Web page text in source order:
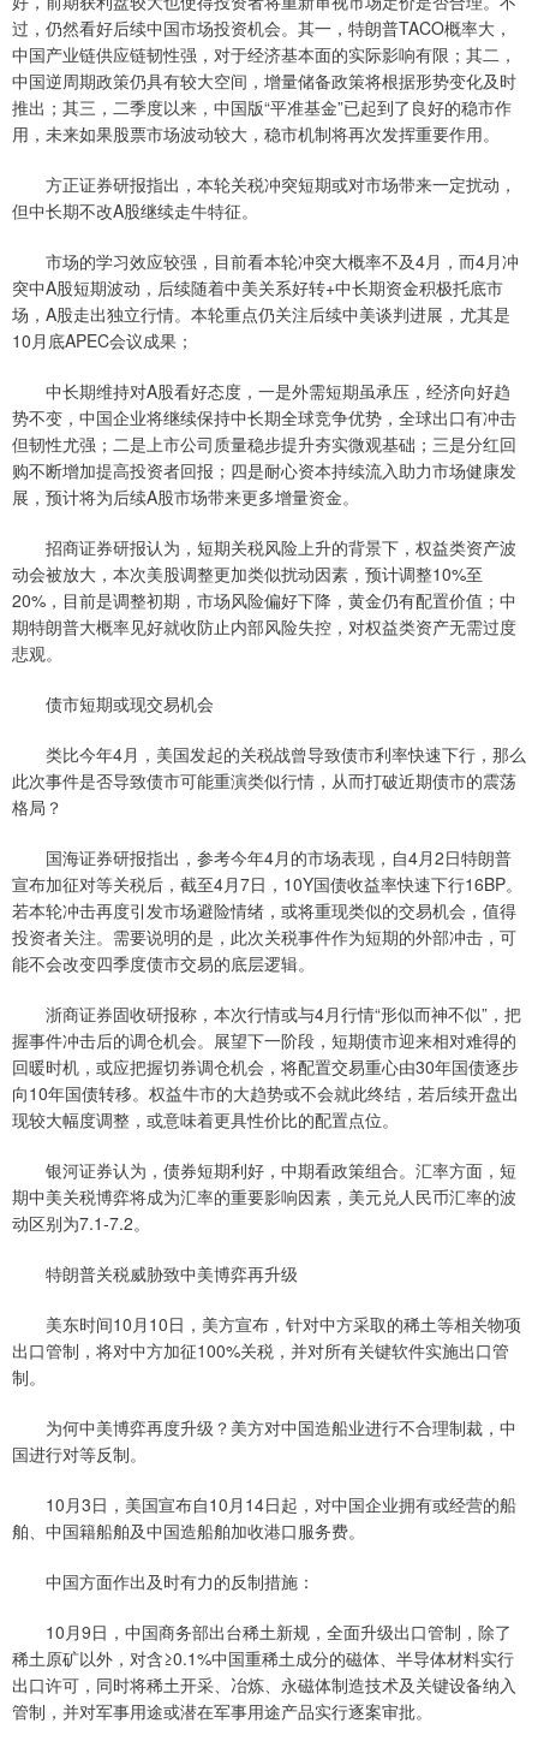
过，仍然看好后续中国市场投资机会。其一，特朗普TACO概率大，
中国产业链供应链韧性强，对于经济基本面的实际影响有限；其二，
中国逆周期政策仍具有较大空间，增量储备政策将根据形势变化及时
推出；其三，二季度以来，中国版“平准基金”已起到了良好的稳市作
用，未来如果股票市场波动较大，稳市机制将再次发挥重要作用。
方正证券研报指出，本轮关税冲突短期或对市场带来一定扰动，
但中长期不改A股继续走牛特征。
市场的学习效应较强，目前看本轮冲突大概率不及4月，而4月冲
突中A股短期波动，后续随着中美关系好转+中长期资金积极托底市
场，A股走出独立行情。本轮重点仍关注后续中美谈判进展，尤其是
10月底APEC会议成果；
中长期维持对A股看好态度，一是外需短期虽承压，经济向好趋
势不变，中国企业将继续保持中长期全球竞争优势，全球出口有冲击
但韧性尤强；二是上市公司质量稳步提升夯实微观基础；三是分红回
购不断增加提高投资者回报；四是耐心资本持续流入助力市场健康发
展，预计将为后续A股市场带来更多增量资金。
招商证券研报认为，短期关税风险上升的背景下，权益类资产波
动会被放大，本次美股调整更加类似扰动因素，预计调整10%至
20%，目前是调整初期，市场风险偏好下降，黄金仍有配置价值；中
期特朗普大概率见好就收防止内部风险失控，对权益类资产无需过度
悲观。
债市短期或现交易机会
类比今年4月，美国发起的关税战曾导致债市利率快速下行，那么
此次事件是否导致债市可能重演类似行情，从而打破近期债市的震荡
格局？
国海证券研报指出，参考今年4月的市场表现，自4月2日特朗普
宣布加征对等关税后，截至4月7日，10Y国债收益率快速下行16BP。
若本轮冲击再度引发市场避险情绪，或将重现类似的交易机会，值得
投资者关注。需要说明的是，此次关税事件作为短期的外部冲击，可
能不会改变四季度债市交易的底层逻辑。
浙商证券固收研报称，本次行情或与4月行情“形似而神不似”，把
握事件冲击后的调仓机会。展望下一阶段，短期债市迎来相对难得的
回暖时机，或应把握切券调仓机会，将配置交易重心由30年国债逐步
向10年国债转移。权益牛市的大趋势或不会就此终结，若后续开盘出
现较大幅度调整，或意味着更具性价比的配置点位。
银河证券认为，债券短期利好，中期看政策组合。汇率方面，短
期中美关税博弈将成为汇率的重要影响因素，美元兑人民币汇率的波
动区别为7.1-7.2。
特朗普关税威胁致中美博弈再升级
美东时间10月10日，美方宣布，针对中方采取的稀土等相关物项
出口管制，将对中方加征100%关税，并对所有关键软件实施出口管
制。
为何中美博弈再度升级？美方对中国造船业进行不合理制裁，中
国进行对等反制。
10月3日，美国宣布自10月14日起，对中国企业拥有或经营的船
舶、中国籍船舶及中国造船舶加收港口服务费。
中国方面作出及时有力的反制措施：
10月9日，中国商务部出台稀土新规，全面升级出口管制，除了
稀土原矿以外，对含≥0.1%中国重稀土成分的磁体、半导体材料实行
出口许可，同时将稀土开采、冶炼、永磁体制造技术及关键设备纳入
管制，并对军事用途或潜在军事用途产品实行逐案审批。